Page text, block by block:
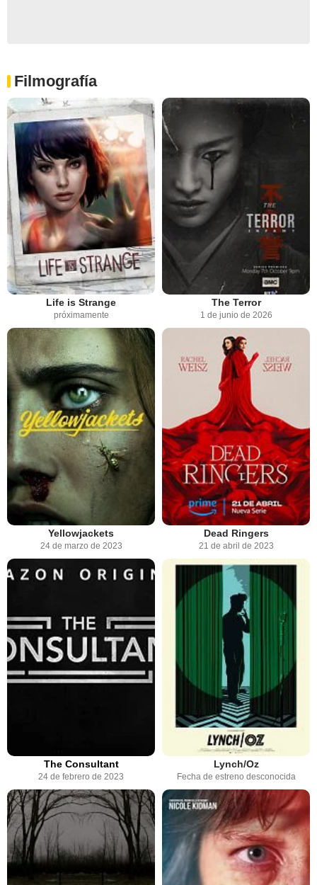
Filmografía
Life is Strange
próximamente
The Terror
1 de junio de 2026
Yellowjackets
24 de marzo de 2023
Dead Ringers
21 de abril de 2023
The Consultant
24 de febrero de 2023
Lynch/Oz
Fecha de estreno desconocida